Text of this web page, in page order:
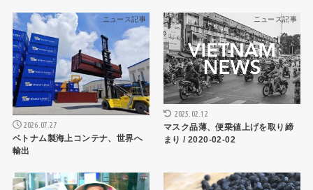
ニュース記事
2026.07.27
ベトナム製海上コンテナ、世界へ
輸出
ニュース記事
2025.02.12
マスク品薄、便乗値上げを取り締
まり / 2020-02-02
ニュース記事 ニュース記事